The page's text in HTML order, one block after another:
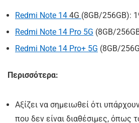
Redmi Note 14 4G (8GB/256GB):
Redmi Note 14 Pro 5G (8GB/
Redmi Note 14 Pro+ 5G (8GB/
Περισσότερα:
Αξίζει να σημειωθεί ότι
που δεν είναι διαθέσιμες, όπως